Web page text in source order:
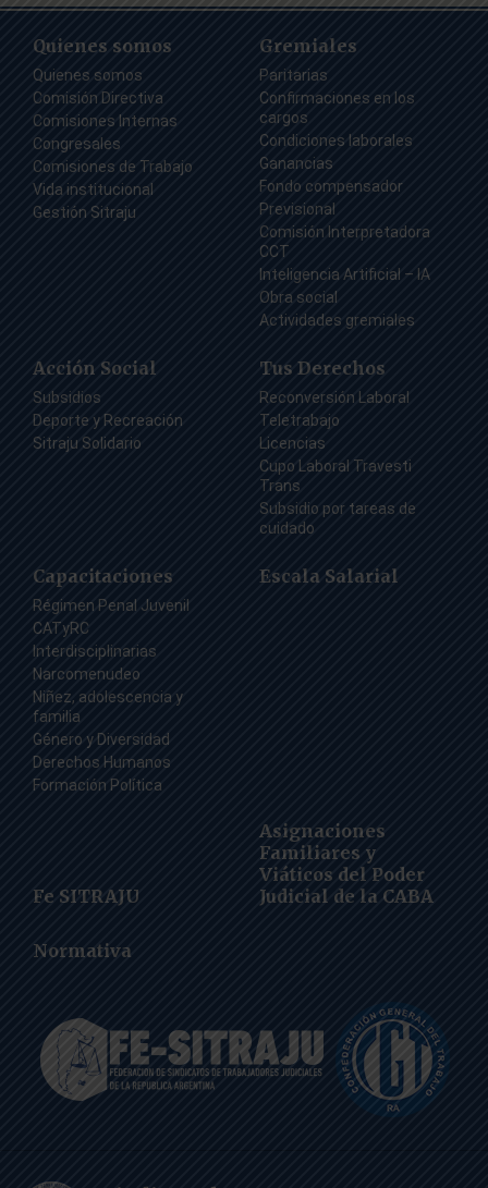
Quienes somos
Quienes somos
Comisión Directiva
Comisiones Internas
Congresales
Comisiones de Trabajo
Vida institucional
Gestión Sitraju
Gremiales
Paritarias
Confirmaciones en los
cargos
Condiciones laborales
Ganancias
Fondo compensador
Previsional
Comisión Interpretadora
CCT
Inteligencia Artificial – IA
Obra social
Actividades gremiales
Acción Social
Subsidios
Deporte y Recreación
Sitraju Solidario
Tus Derechos
Reconversión Laboral
Teletrabajo
Licencias
Cupo Laboral Travesti
Trans
Subsidio por tareas de
cuidado
Capacitaciones
Régimen Penal Juvenil
CATyRC
Interdisciplinarias
Narcomenudeo
Niñez, adolescencia y
familia
Género y Diversidad
Derechos Humanos
Formación Política
Escala Salarial
Fe SITRAJU
Asignaciones
Familiares y
Viáticos del Poder
Judicial de la CABA
Normativa